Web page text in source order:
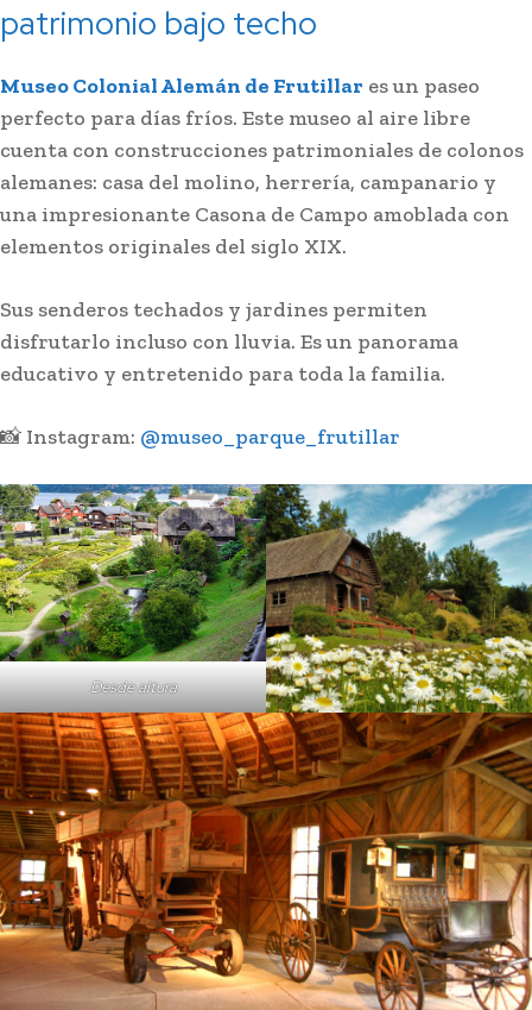
patrimonio bajo techo
Museo Colonial Alemán de Frutillar es un paseo
perfecto para días fríos. Este museo al aire libre
cuenta con construcciones patrimoniales de colonos
alemanes: casa del molino, herrería, campanario y
una impresionante Casona de Campo amoblada con
elementos originales del siglo XIX.
Sus senderos techados y jardines permiten
disfrutarlo incluso con lluvia. Es un panorama
educativo y entretenido para toda la familia.
📸 Instagram: @museo_parque_frutillar
Desde altura